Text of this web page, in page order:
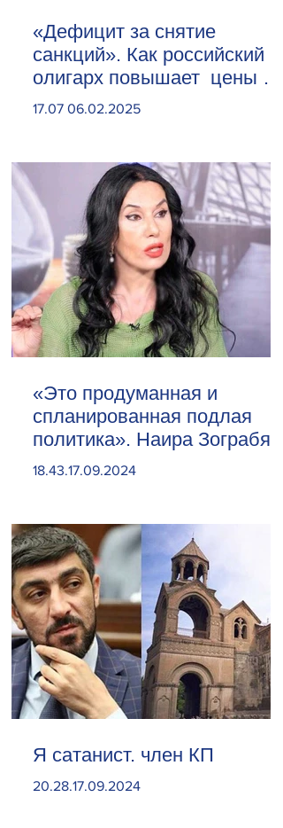
«Дефицит за снятие
санкций». Как российский
олигарх повышает цены на
сливочное масло
17.07 06.02.2025
«Это продуманная и
спланированная подлая
политика». Наира Зограбян
18.43.17.09.2024
Я сатанист. член КП
20.28.17.09.2024